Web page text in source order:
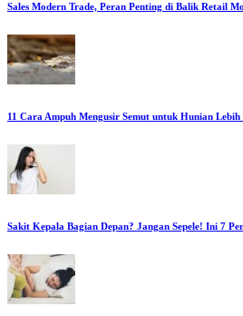
Sales Modern Trade, Peran Penting di Balik Retail
11 Cara Ampuh Mengusir Semut untuk Hunian Lebih
Sakit Kepala Bagian Depan? Jangan Sepele! Ini 7